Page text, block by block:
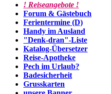
! Reiseangebote !
Forum & Gästebuch
Ferientermine (D)
Handy im Ausland
"Denk-dran"-Liste
Katalog-Übersetzer
Reise-Apotheke
Pech im Urlaub?
Badesicherheit
Grusskarten